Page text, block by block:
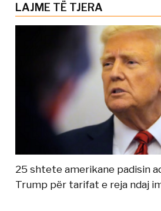
LAJME TË TJERA
25 shtete amerikane padisin
Trump për tarifat e reja ndaj